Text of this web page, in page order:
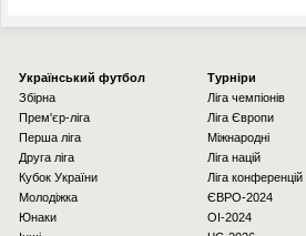
Українcький футбол
Збірна
Прем'єр-ліга
Перша ліга
Друга ліга
Кубок України
Молодіжка
Юнаки
Турніри
Ліга чемпіонів
Ліга Європи
Міжнародні
Ліга націй
Ліга конференцій
ЄВРО-2024
OI-2024